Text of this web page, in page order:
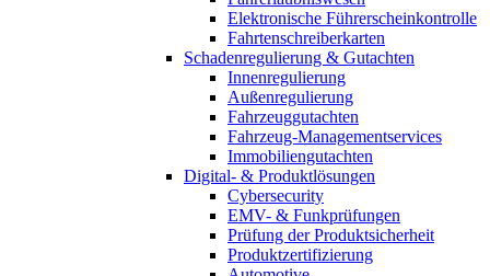
Elektronische Führerscheinkontrolle
Fahrtenschreiberkarten
Schadenregulierung & Gutachten
Innenregulierung
Außenregulierung
Fahrzeuggutachten
Fahrzeug-Managementservices
Immobiliengutachten
Digital- & Produktlösungen
Cybersecurity
EMV- & Funkprüfungen
Prüfung der Produktsicherheit
Produktzertifizierung